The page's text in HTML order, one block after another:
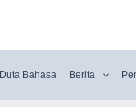
Duta Bahasa Berita